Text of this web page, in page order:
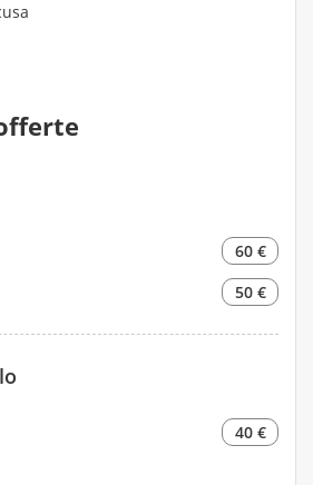
60 €
50 €
40 €